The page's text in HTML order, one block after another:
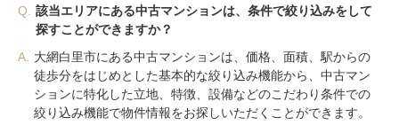
Q.
該当エリアにある中古マンションは、条件で絞り込みをして
探すことができますか？
A.
大網白里市にある中古マンションは、価格、面積、駅からの
徒歩分をはじめとした基本的な絞り込み機能から、中古マン
ションに特化した立地、特徴、設備などのこだわり条件での
絞り込み機能で物件情報をお探しいただくことができます。